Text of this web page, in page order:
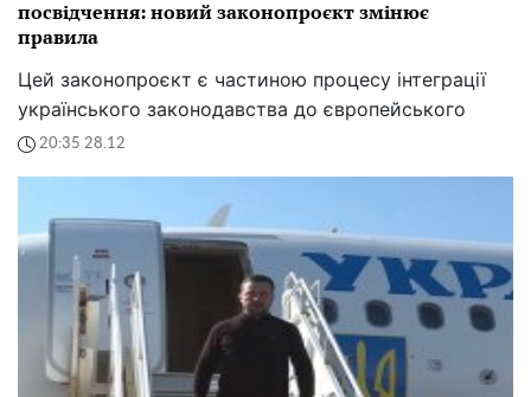
посвідчення: новий законопроєкт змінює
правила
Цей законопроєкт є частиною процесу інтеграції
українського законодавства до європейського
20:35 28.12